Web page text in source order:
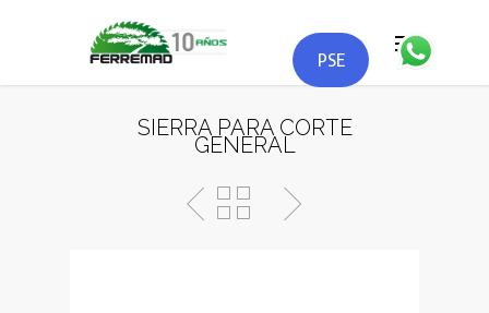
SIERRA PARA CORTE
GENERAL
PSE